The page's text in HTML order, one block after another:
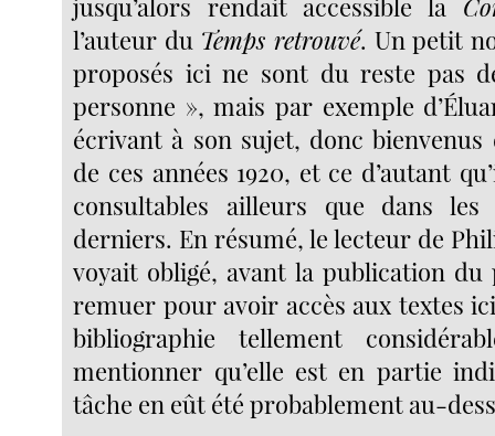
l’auteur du Temps retrouvé. Un petit
proposés ici ne sont du reste pas
personne », mais par exemple
écrivant à son sujet, donc bienvenus
de ces années 1920, et ce d’autant
consultables ailleurs que dans
derniers. En résumé, le lecteur de
voyait obligé, avant la publication du
remuer pour avoir accès aux textes
bibliographie tellement
mentionner qu’elle est en partie
tâche en eût été probablement au-